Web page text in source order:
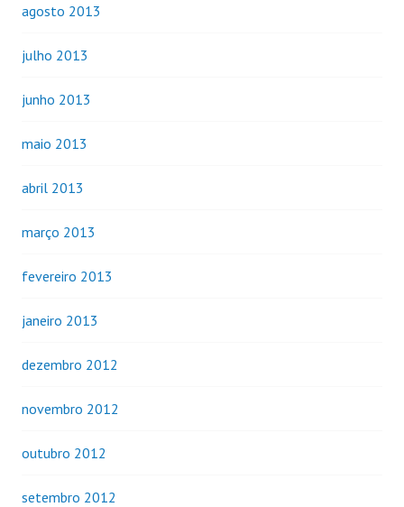
agosto 2013
julho 2013
junho 2013
maio 2013
abril 2013
março 2013
fevereiro 2013
janeiro 2013
dezembro 2012
novembro 2012
outubro 2012
setembro 2012